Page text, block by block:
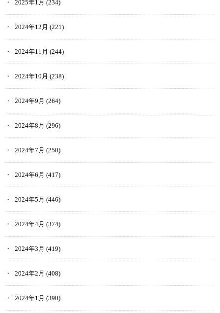
2025年1月 (234)
2024年12月 (221)
2024年11月 (244)
2024年10月 (238)
2024年9月 (264)
2024年8月 (296)
2024年7月 (250)
2024年6月 (417)
2024年5月 (446)
2024年4月 (374)
2024年3月 (419)
2024年2月 (408)
2024年1月 (390)